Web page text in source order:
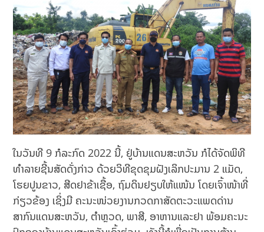
ໃນວັນທີ 9 ກໍລະກົດ 2022 ນີ້, ຢູ່ບ້ານແດນສະຫວັນ ກໍໄດ້ຈັດພິທີ
ທໍາລາຍຊີ້ນສັດດັ່ງກ່າວ ດ້ວຍວິທີຂຸດຂຸມຝັງເລິກປະມານ 2 ແມັດ,
ໂຮຍປູນຂາວ, ສີດຢາຂ້າເຊື້ອ, ຖົມດິນຢຽບໃຫ້ແໜ້ນ ໂດຍເຈົ້າໜ້າທີ່
ກ່ຽວຂ້ອງ ເຊິ່ງມີ ຄະນະໜ່ວຍງານກວດກາສັດຕະວະແພດດ່ານ
ສາກົນແດນສະຫວັນ, ຕໍາຫຼວດ, ພາສີ, ອາຫານແລະຢາ ພ້ອມຄະນະ